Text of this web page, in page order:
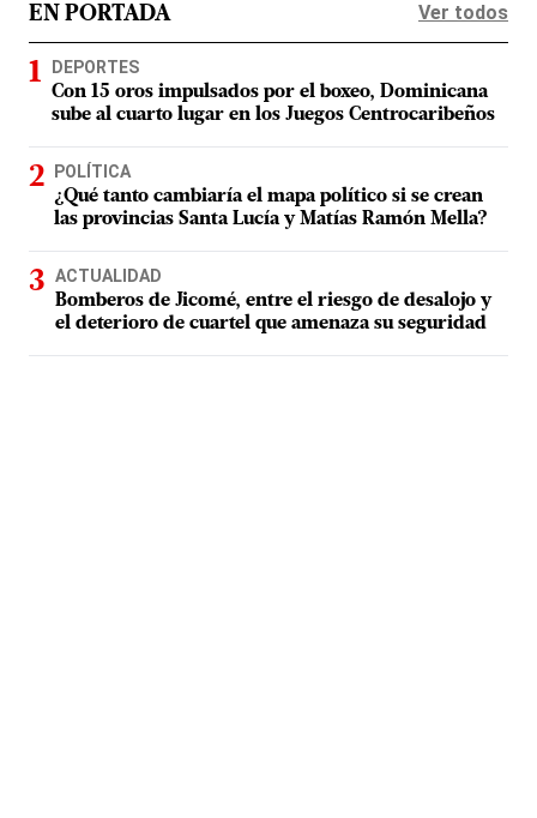
EN PORTADA Ver todos
DEPORTES
Con 15 oros impulsados por el boxeo, Dominicana
sube al cuarto lugar en los Juegos Centrocaribeños
POLÍTICA
¿Qué tanto cambiaría el mapa político si se crean
las provincias Santa Lucía y Matías Ramón Mella?
ACTUALIDAD
Bomberos de Jicomé, entre el riesgo de desalojo y
el deterioro de cuartel que amenaza su seguridad